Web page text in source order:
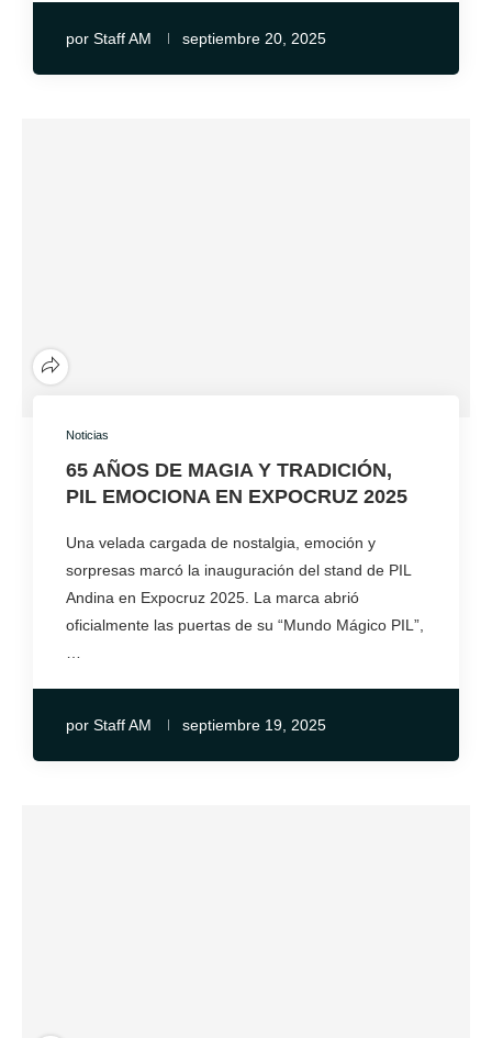
por Staff AM septiembre 20, 2025
Noticias
65 AÑOS DE MAGIA Y TRADICIÓN,
PIL EMOCIONA EN EXPOCRUZ 2025
Una velada cargada de nostalgia, emoción y
sorpresas marcó la inauguración del stand de PIL
Andina en Expocruz 2025. La marca abrió
oficialmente las puertas de su “Mundo Mágico PIL”,
por Staff AM septiembre 19, 2025